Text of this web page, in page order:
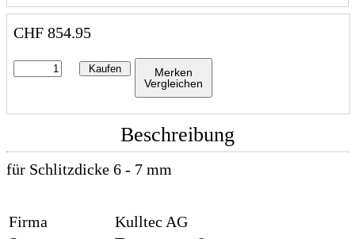
CHF 854.95
Kaufen
Merken
Vergleichen
Beschreibung
für Schlitzdicke 6 - 7 mm
Firma
Kulltec AG